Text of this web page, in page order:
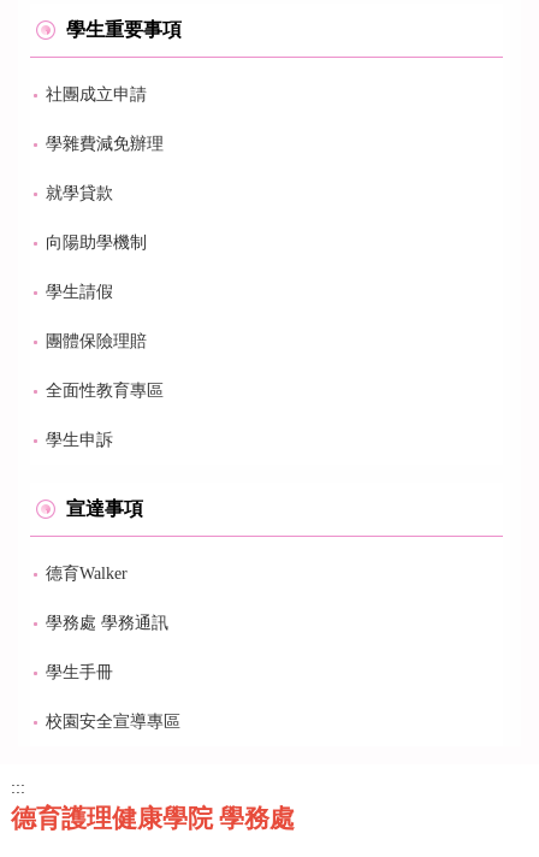
學生重要事項
社團成立申請
學雜費減免辦理
就學貸款
向陽助學機制
學生請假
團體保險理賠
全面性教育專區
學生申訴
宣達事項
德育Walker
學務處 學務通訊
學生手冊
校園安全宣導專區
:::
德育護理健康學院 學務處